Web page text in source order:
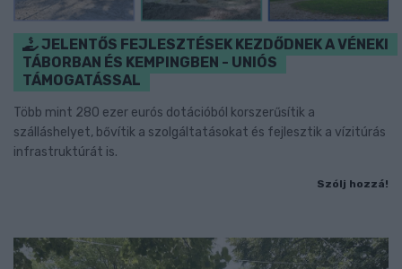
JELENTŐS FEJLESZTÉSEK KEZDŐDNEK A VÉNEKI
TÁBORBAN ÉS KEMPINGBEN - UNIÓS
TÁMOGATÁSSAL
Több mint 280 ezer eurós dotációból korszerűsítik a
szálláshelyet, bővítik a szolgáltatásokat és fejlesztik a vízitúrás
infrastruktúrát is.
Szólj hozzá!